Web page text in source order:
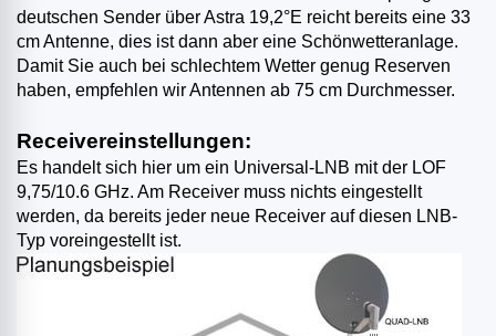
deutschen Sender über Astra 19,2°E reicht bereits eine 33
cm Antenne, dies ist dann aber eine Schönwetteranlage.
Damit Sie auch bei schlechtem Wetter genug Reserven
haben, empfehlen wir Antennen ab 75 cm Durchmesser.
Receivereinstellungen:
Es handelt sich hier um ein Universal-LNB mit der LOF
9,75/10.6 GHz. Am Receiver muss nichts eingestellt
werden, da bereits jeder neue Receiver auf diesen LNB-
Typ voreingestellt ist.